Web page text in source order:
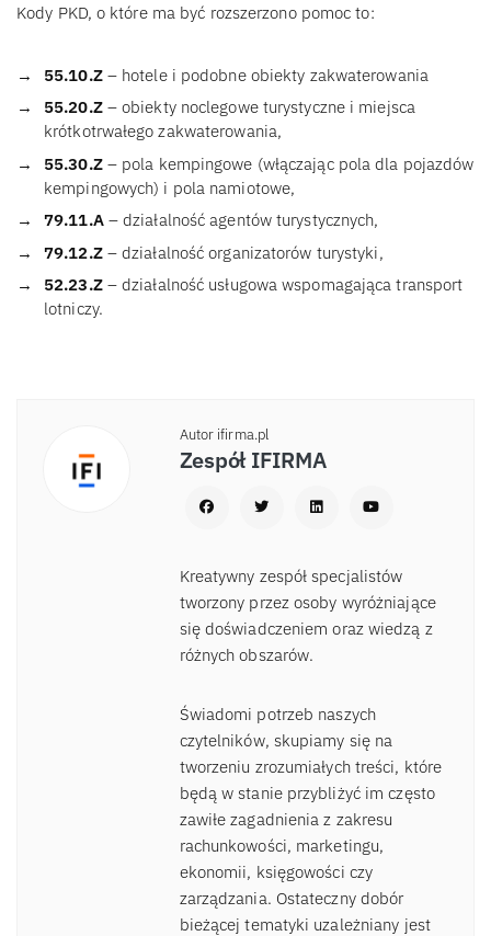
Kody PKD, o które ma być rozszerzono pomoc to:
55.10.Z– hotele i podobne obiekty zakwaterowania
55.20.Z– obiekty noclegowe turystyczne i miejsca
krótkotrwałego zakwaterowania,
55.30.Z – pola kempingowe (włączając pola dla pojazdów
kempingowych) i pola namiotowe,
79.11.A– działalność agentów turystycznych,
79.12.Z– działalność organizatorów turystyki,
52.23.Z– działalność usługowa wspomagająca transport
lotniczy.
Autor ifirma.pl
Zespół IFIRMA
Kreatywny zespół specjalistów
tworzony przez osoby wyróżniające
się doświadczeniem oraz wiedzą z
różnych obszarów.
Świadomi potrzeb naszych
czytelników, skupiamy się na
tworzeniu zrozumiałych treści, które
będą w stanie przybliżyć im często
zawiłe zagadnienia z zakresu
rachunkowości, marketingu,
ekonomii, księgowości czy
zarządzania. Ostateczny dobór
bieżącej tematyki uzależniany jest